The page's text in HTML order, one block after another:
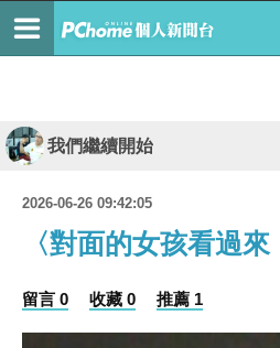
我們繼續開始
2026-06-26 09:42:05
〈對面的女孩看過來
留言 0 收藏 0 推薦 1